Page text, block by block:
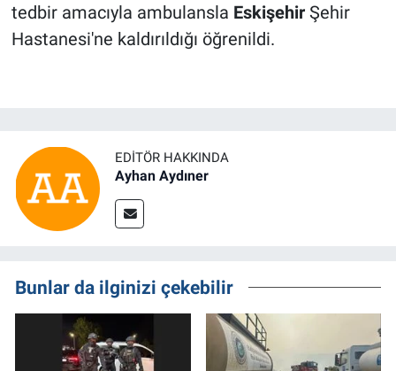
tedbir amacıyla ambulansla EskişehirŞehir
Hastanesi'ne kaldırıldığı öğrenildi.
EDITÖR HAKKINDA
Ayhan Aydıner
Bunlar da ilginizi çekebilir